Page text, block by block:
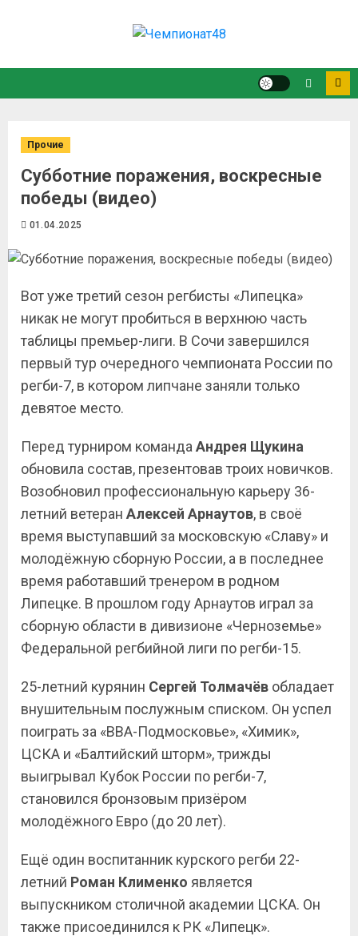
Прочие
Субботние поражения, воскресные
победы (видео)
01.04.2025
Вот уже третий сезон регбисты «Липецка»
никак не могут пробиться в верхнюю часть
таблицы премьер-лиги. В Сочи завершился
первый тур очередного чемпионата России по
регби-7, в котором липчане заняли только
девятое место.
Перед турниром команда Андрея Щукина
обновила состав, презентовав троих новичков.
Возобновил профессиональную карьеру 36-
летний ветеран Алексей Арнаутов, в своё
время выступавший за московскую «Славу» и
молодёжную сборную России, а в последнее
время работавший тренером в родном
Липецке. В прошлом году Арнаутов играл за
сборную области в дивизионе «Черноземье»
Федеральной регбийной лиги по регби-15.
25-летний курянин Сергей Толмачёв обладает
внушительным послужным списком. Он успел
поиграть за «ВВА-Подмосковье», «Химик»,
ЦСКА и «Балтийский шторм», трижды
выигрывал Кубок России по регби-7,
становился бронзовым призёром
молодёжного Евро (до 20 лет).
Ещё один воспитанник курского регби 22-
летний Роман Клименко является
выпускником столичной академии ЦСКА. Он
также присоединился к РК «Липецк».